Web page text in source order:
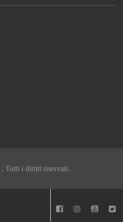
, Tutti i diritti riservati.